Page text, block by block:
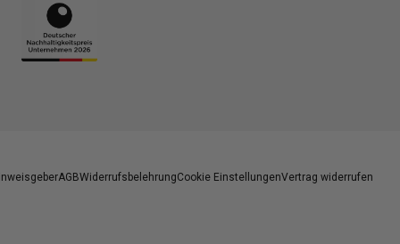
AGBWiderrufsbelehrungCookie EinstellungenVertrag widerrufen